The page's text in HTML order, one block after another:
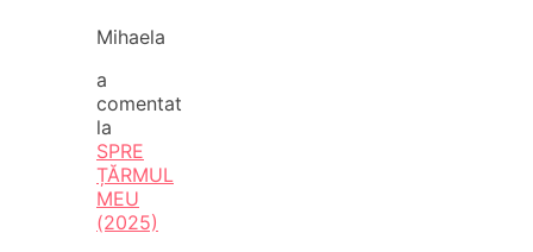
Mihaela
a
comentat
la
SPRE
ȚĂRMUL
MEU
(2025)